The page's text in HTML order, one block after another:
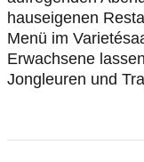
hauseigenen
Menü im
Erwachsene
Jongleuren und